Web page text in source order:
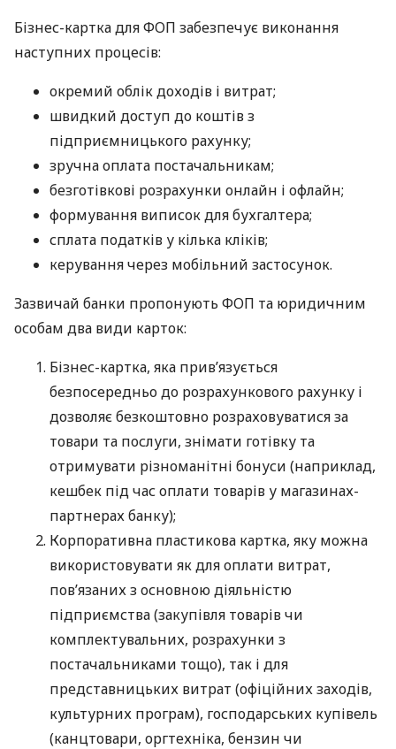
Бізнес-картка для ФОП забезпечує виконання
наступних процесів:
окремий облік доходів і витрат;
швидкий доступ до коштів з
підприємницького рахунку;
зручна оплата постачальникам;
безготівкові розрахунки онлайн і офлайн;
формування виписок для бухгалтера;
сплата податків у кілька кліків;
керування через мобільний застосунок.
Зазвичай банки пропонують ФОП та юридичним
особам два види карток:
Бізнес-картка, яка прив’язується
безпосередньо до розрахункового рахунку і
дозволяє безкоштовно розраховуватися за
товари та послуги, знімати готівку та
отримувати різноманітні бонуси (наприклад,
кешбек під час оплати товарів у магазинах-
партнерах банку);
Корпоративна пластикова картка, яку можна
використовувати як для оплати витрат,
пов’язаних з основною діяльністю
підприємства (закупівля товарів чи
комплектувальних, розрахунки з
постачальниками тощо), так і для
представницьких витрат (офіційних заходів,
культурних програм), господарських купівель
(канцтовари, оргтехніка, бензин чи